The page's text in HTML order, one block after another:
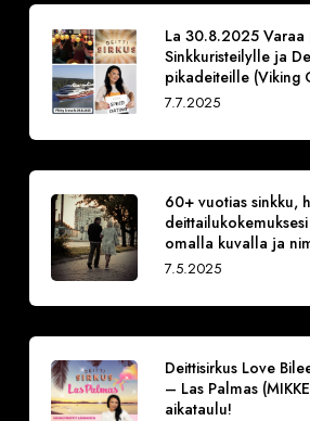
La 30.8.2025 Varaa
Sinkkuristeilylle ja
pikadeiteille (Viking
7.7.2025
60+ vuotias sinkku,
omalla kuvalla ja
7.5.2025
Deittisirkus Love
– Las Palmas
aikataulu!